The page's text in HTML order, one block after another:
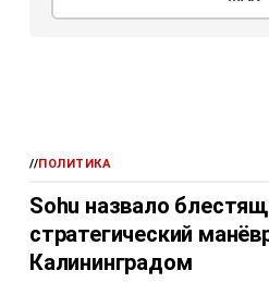
//ПОЛИТИКА
Sohu назвало
стратегический
Калининградом